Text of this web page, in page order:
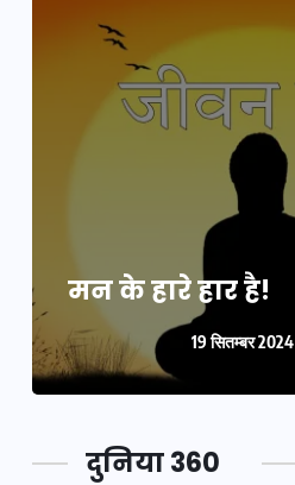
मन के हारे हार है!
19 सितम्बर 2024
दुनिया 360